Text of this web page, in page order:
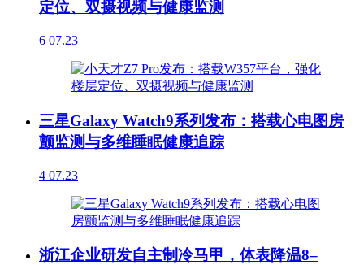
定位、双摄视频与健康监测
6 07.23
三星Galaxy Watch9系列发布：搭载心电图房
颤监测与多维睡眠健康追踪
4 07.23
浙江企业研发自主制冷马甲，体表降温8–